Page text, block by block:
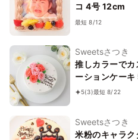
コ 4号 12cm
最短 8/12
Sweetsさつき
推しカラーで
ーションケーキ
5(3)最短 8/22
Sweetsさつき
米粉のキャラ